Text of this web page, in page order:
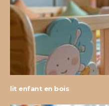
lit enfant en bois